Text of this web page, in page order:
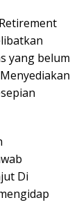
yang belum
Di